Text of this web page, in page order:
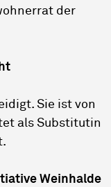
der
Sie ist von
als Substitutin
Weinhalde